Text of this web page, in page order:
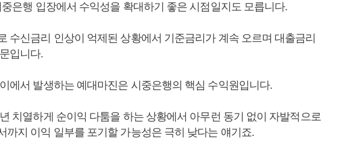
은행 입장에서 수익성을 확대하기 좋은 시점일지도 모릅니다.
수신금리 인상이 억제된 상황에서 기준금리가 계속 오르며 대출금리
입니다.
에서 발생하는 예대마진은 시중은행의 핵심 수익원입니다.
치열하게 순이익 다툼을 하는 상황에서 아무런 동기 없이 자발적으로
까지 이익 일부를 포기할 가능성은 극히 낮다는 얘기죠.